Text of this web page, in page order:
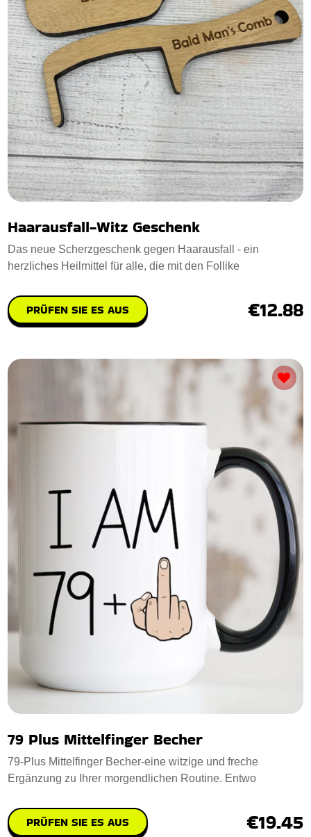
Haarausfall-Witz Geschenk
Das neue Scherzgeschenk gegen Haarausfall - ein
herzliches Heilmittel für alle, die mit den Follike
PRÜFEN SIE ES AUS €12.88
79 Plus Mittelfinger Becher
79-Plus Mittelfinger Becher-eine witzige und freche
Ergänzung zu Ihrer morgendlichen Routine. Entwo
PRÜFEN SIE ES AUS €19.45